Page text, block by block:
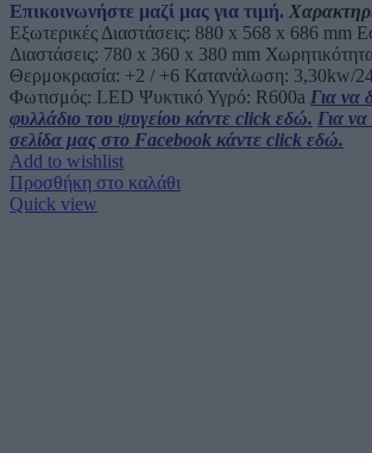
Επικοινωνήστε μαζί μας για τιμή.
Εξωτερικές Διαστάσεις: 880 x 568 x 686 mm
Διαστάσεις: 780 x 360 x 380 mm
Θερμοκρασία: +2 / +6 Κατανάλωση: 3,30kw/
Φωτισμός: LED Ψυκτικό Υγρό: R600a Για να
φυλλάδιο του ψυγείου κάντε click εδώ. Για να
σελίδα μας στο Facebook κάντε click εδώ.
Add to wishlist
Προσθήκη στο καλάθι
Quick view